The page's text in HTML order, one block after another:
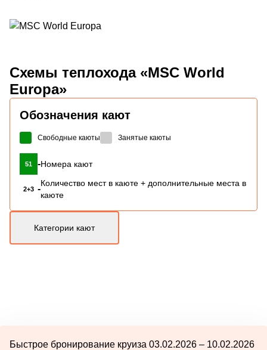
Схемы теплохода «MSC World
Europa»
Обозначения кают
Свободные каюты Занятые каюты
51 -Номера кают
2+3 -
Количество мест в каюте + дополнительные места в
каюте
Категории кают
Быстрое бронирование круиза 03.02.2026 – 10.02.2026